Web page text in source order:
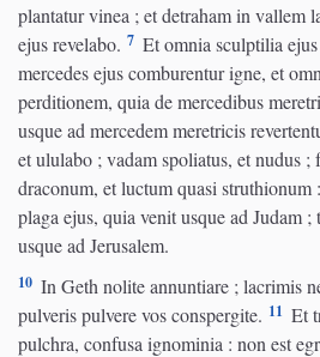
plantatur vinea ; et detraham in vallem
ejus revelabo. 7 Et omnia sculptilia
mercedes ejus comburentur igne, et
perditionem, quia de mercedibus
usque ad mercedem meretricis
et ululabo ; vadam spoliatus, et nudus
draconum, et luctum quasi struthionum :
plaga ejus, quia venit usque ad Judam
usque ad Jerusalem.
10 In Geth nolite annuntiare ; lacrimis
pulveris pulvere vos conspergite. 11 Et
pulchra, confusa ignominia : non est